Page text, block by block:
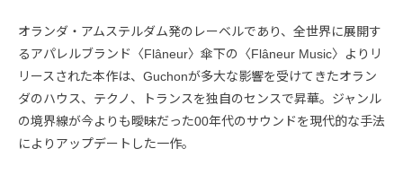
オランダ・アムステルダム発のレーベルであり、全世界に展開す
るアパレルブランド〈Flâneur〉傘下の〈Flâneur Music〉よりリ
リースされた本作は、Guchonが多大な影響を受けてきたオラン
ダのハウス、テクノ、トランスを独自のセンスで昇華。ジャンル
の境界線が今よりも曖昧だった00年代のサウンドを現代的な手法
によりアップデートした一作。